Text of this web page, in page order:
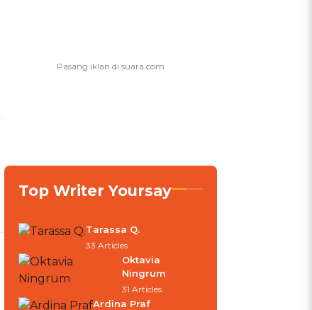
Top Writer Yoursay
Tarassa Q.
33 Articles
Oktavia
Ningrum
31 Articles
Ardina Praf